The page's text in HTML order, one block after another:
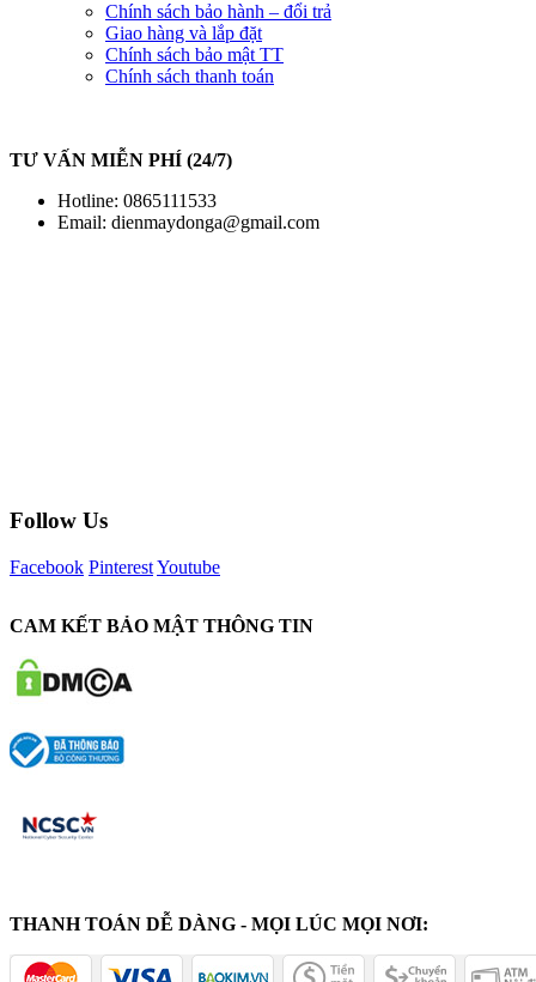
Chính sách bảo hành – đổi trả
Giao hàng và lắp đặt
Chính sách bảo mật TT
Chính sách thanh toán
TƯ VẤN MIỄN PHÍ (24/7)
Hotline: 0865111533
Email: dienmaydonga@gmail.com
Follow Us
Facebook PinterestYoutube
CAM KẾT BẢO MẬT THÔNG TIN
THANH TOÁN DỄ DÀNG - MỌI LÚC MỌI NƠI: